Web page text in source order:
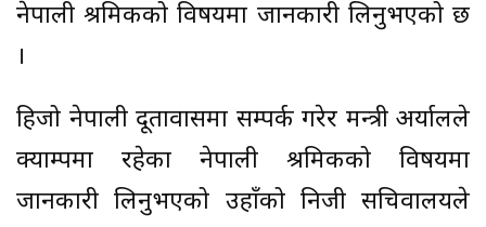
नेपाली श्रमिकको विषयमा जानकारी लिनुभएको छ
।
हिजो नेपाली दूतावासमा सम्पर्क गरेर मन्त्री अर्यालले
क्याम्पमा रहेका नेपाली श्रमिकको विषयमा
जानकारी लिनुभएको उहाँको निजी सचिवालयले